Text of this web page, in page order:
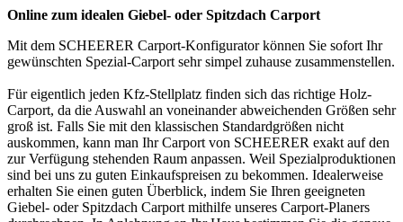
Online zum idealen Giebel- oder Spitzdach Carport
Mit dem SCHEERER Carport-Konfiguratorkönnen Sie sofort Ihr
gewünschten Spezial-Carport sehr simpel zuhause zusammenstellen.
Für eigentlich jeden Kfz-Stellplatz finden sich das richtige Holz-
Carport, da die Auswahl an voneinander abweichenden Größen sehr
groß ist. Falls Sie mit den klassischen Standardgrößen nicht
auskommen, kann man Ihr Carport von SCHEERER exakt auf den
zur Verfügung stehenden Raum anpassen. Weil Spezialproduktionen
sind bei uns zu guten Einkaufspreisen zu bekommen. Idealerweise
erhalten Sie einen guten Überblick, indem Sie Ihren geeigneten
Giebel- oder Spitzdach Carport mithilfe unseres Carport-Planers